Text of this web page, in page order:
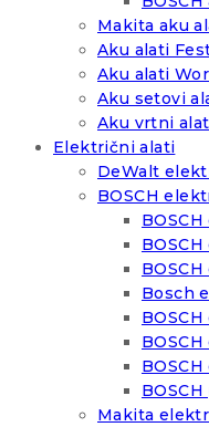
Makita aku
Aku alati
Aku alati
Aku setovi
Aku vrtni alat
Električni alati
DeWalt
BOSCH
Bosch
Makita